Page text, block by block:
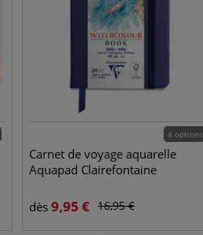
4 options
Carnet de voyage aquarelle
Aquapad Clairefontaine
dès 9,95 € 16,95€